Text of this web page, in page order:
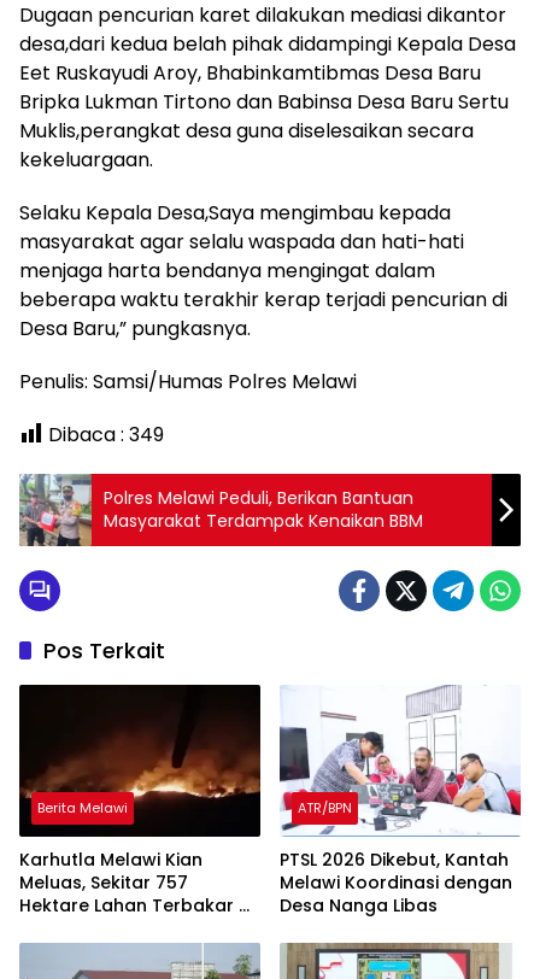
Dugaan pencurian karet dilakukan mediasi dikantor
desa,dari kedua belah pihak didampingi Kepala Desa
Eet Ruskayudi Aroy, Bhabinkamtibmas Desa Baru
Bripka Lukman Tirtono dan Babinsa Desa Baru Sertu
Muklis,perangkat desa guna diselesaikan secara
kekeluargaan.
Selaku Kepala Desa,Saya mengimbau kepada
masyarakat agar selalu waspada dan hati-hati
menjaga harta bendanya mengingat dalam
beberapa waktu terakhir kerap terjadi pencurian di
Desa Baru,” pungkasnya.
Penulis: Samsi/Humas Polres Melawi
Dibaca : 349
Polres Melawi Peduli, Berikan Bantuan
Masyarakat Terdampak Kenaikan BBM
Pos Terkait
Berita Melawi
Karhutla Melawi Kian
Meluas, Sekitar 757
Hektare Lahan Terbakar di
ATR/BPN
PTSL 2026 Dikebut, Kantah
Melawi Koordinasi dengan
Desa Nanga Libas